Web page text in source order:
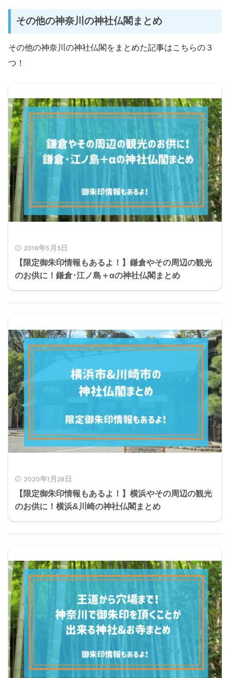
その他の神奈川の神社仏閣まとめ
その他の神奈川の神社仏閣をまとめた記事はこちらの３
つ！
2018年5月3日
【限定御朱印情報もあるよ！】鎌倉やその周辺の観光
のお供に！鎌倉･江ノ島＋αの神社仏閣まとめ
2020年1月28日
【限定御朱印情報もあるよ！】横浜やその周辺の観光
のお供に！横浜&川崎の神社仏閣まとめ